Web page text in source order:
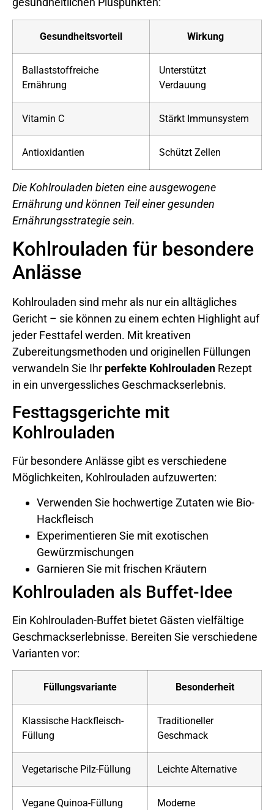
Gesundheitsvorteil Wirkung
Ballaststoffreiche
Ernährung
Unterstützt
Verdauung
Vitamin C Stärkt Immunsystem
Antioxidantien Schützt Zellen
Die Kohlrouladen bieten eine ausgewogene
Ernährung und können Teil einer gesunden
Ernährungsstrategie sein.
Kohlrouladen für besondere
Anlässe
Kohlrouladen sind mehr als nur ein alltägliches
Gericht – sie können zu einem echten Highlight auf
jeder Festtafel werden. Mit kreativen
Zubereitungsmethoden und originellen Füllungen
verwandeln Sie Ihr perfekte Kohlrouladen Rezept
in ein unvergessliches Geschmackserlebnis.
Festtagsgerichte mit
Kohlrouladen
Für besondere Anlässe gibt es verschiedene
Möglichkeiten, Kohlrouladen aufzuwerten:
Verwenden Sie hochwertige Zutaten wie Bio-
Hackfleisch
Experimentieren Sie mit exotischen
Gewürzmischungen
Garnieren Sie mit frischen Kräutern
Kohlrouladen als Buffet-Idee
Ein Kohlrouladen-Buffet bietet Gästen vielfältige
Geschmackserlebnisse. Bereiten Sie verschiedene
Varianten vor:
Füllungsvariante Besonderheit
Klassische Hackfleisch-
Füllung
Traditioneller
Geschmack
Vegetarische Pilz-Füllung Leichte Alternative
Vegane Quinoa-Füllung
Moderne